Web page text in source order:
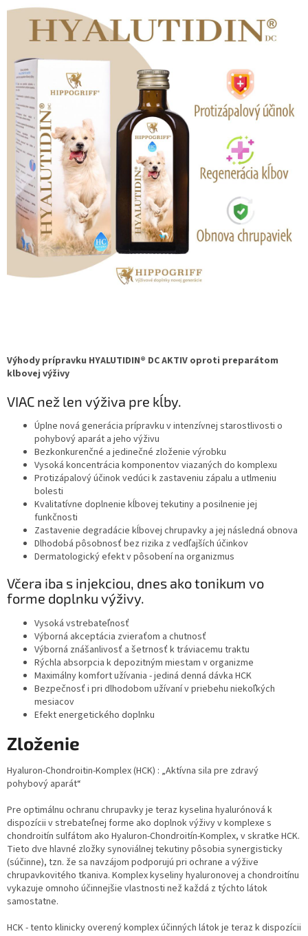
Výhody prípravku HYALUTIDIN® DC AKTIV oproti preparátom
klbovej výživy
VIAC než len výživa pre kĺby.
Úplne nová generácia prípravku v intenzívnej starostlivosti o
pohybový aparát a jeho výživu
Bezkonkurenčné a jedinečné zloženie výrobku
Vysoká koncentrácia komponentov viazaných do komplexu
Protizápalový účinok vedúci k zastaveniu zápalu a utlmeniu
bolesti
Kvalitatívne doplnenie kĺbovej tekutiny a posilnenie jej
funkčnosti
Zastavenie degradácie kĺbovej chrupavky a jej následná obnova
Dlhodobá pôsobnosť bez rizika z vedľajších účinkov
Dermatologický efekt v pôsobení na organizmus
Včera iba s injekciou, dnes ako tonikum vo
forme doplnku výživy.
Vysoká vstrebateľnosť
Výborná akceptácia zvieraťom a chutnosť
Výborná znášanlivosť a šetrnosť k tráviacemu traktu
Rýchla absorpcia k depozitným miestam v organizme
Maximálny komfort užívania - jediná denná dávka HCK
Bezpečnosť i pri dlhodobom užívaní v priebehu niekoľkých
mesiacov
Efekt energetického doplnku
Zloženie
Hyaluron-Chondroitin-Komplex (HCK) : „Aktívna sila pre zdravý
pohybový aparát“
Pre optimálnu ochranu chrupavky je teraz kyselina hyalurónová k
dispozícii v strebateľnej forme ako doplnok výživy v komplexe s
chondroitín sulfátom ako Hyaluron-Chondroitín-Komplex, v skratke HCK.
Tieto dve hlavné zložky synoviálnej tekutiny pôsobia synergisticky
(súčinne), tzn. že sa navzájom podporujú pri ochrane a výžive
chrupavkovitého tkaniva. Komplex kyseliny hyaluronovej a chondroitínu
vykazuje omnoho účinnejšie vlastnosti než každá z týchto látok
samostatne.
HCK - tento klinicky overený komplex účinných látok je teraz k dispozícii